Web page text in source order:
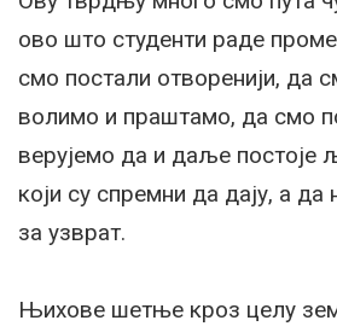
ово што студенти раде
смо постали отворенији, да
волимо и праштамо, да смо
верујемо да и даље постоје
који су спремни да дају, а да
за узврат.
Њихове шетње кроз целу